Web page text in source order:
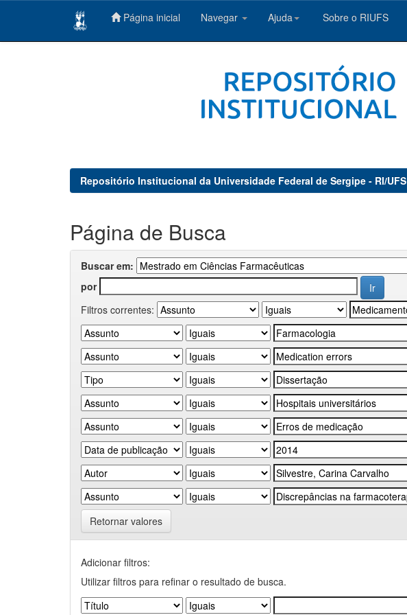
Página inicial Navegar Ajuda Sobre o RIUFS
Repositório Institucional da Universidade Federal de Sergipe - RI/UFS
Página de Busca
Buscar em:
por
Filtros correntes:
Retornar valores
Adicionar filtros:
Utilizar filtros para refinar o resultado de busca.